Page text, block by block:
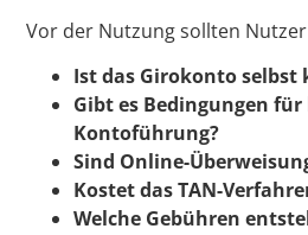
Vor der Nutzung sollten
Ist das Girokonto selbst
Gibt es Bedingungen
Kontoführung?
Sind Online-
Kostet das TAN-
Welche Gebühren